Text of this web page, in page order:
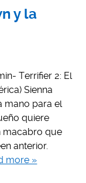
y la
Terrifier 2: El
Sienna
mano para el
quiere
macabro que
anterior.
more »